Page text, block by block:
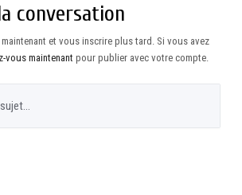
conversation
et vous inscrire plus tard. Si vous avez
vous maintenant pour publier avec votre compte.